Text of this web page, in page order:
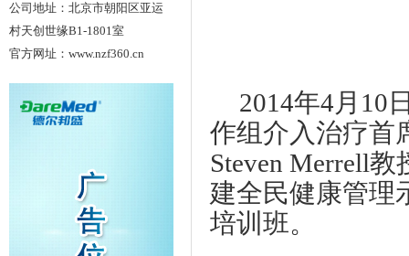
公司地址：北京市朝阳区亚运
村天创世缘B1-1801室
官方网址：www.nzf360.cn
2014年4月10
作组介入治疗首
Steven Merrell
建全民健康管理
培训班。